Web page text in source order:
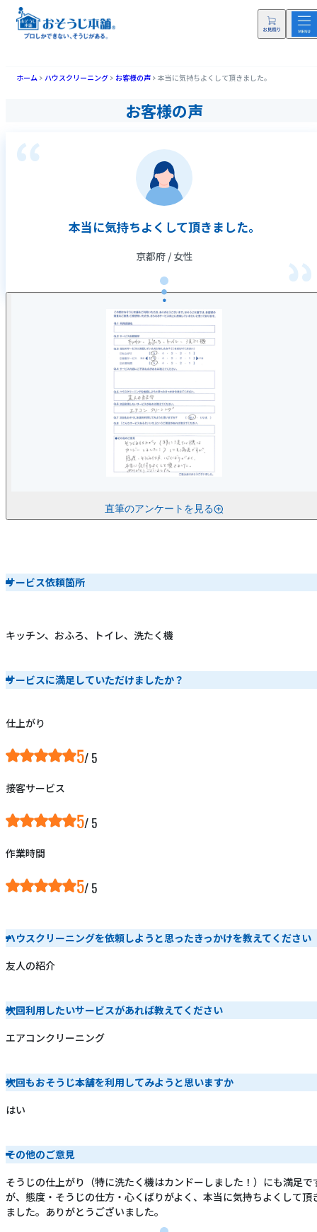
ホーム ハウスクリーニング お客様の声 本当に気持ちよくして頂きました。
お客様の声
本当に気持ちよくして頂きました。
京都府 / 女性
直筆のアンケートを見る
サービス依頼箇所
キッチン、おふろ、トイレ、洗たく機
サービスに満足していただけましたか？
仕上がり
5
接客サービス
5
作業時間
5
ハウスクリーニングを依頼しようと思ったきっかけを教えてください
友人の紹介
次回利用したいサービスがあれば教えてください
エアコンクリーニング
次回もおそうじ本舗を利用してみようと思いますか
はい
その他のご意見
そうじの仕上がり（特に洗たく機はカンドーしました！）にも満足で
が、態度・そうじの仕方・心くばりがよく、本当に気持ちよくして頂
ました。ありがとうございました。